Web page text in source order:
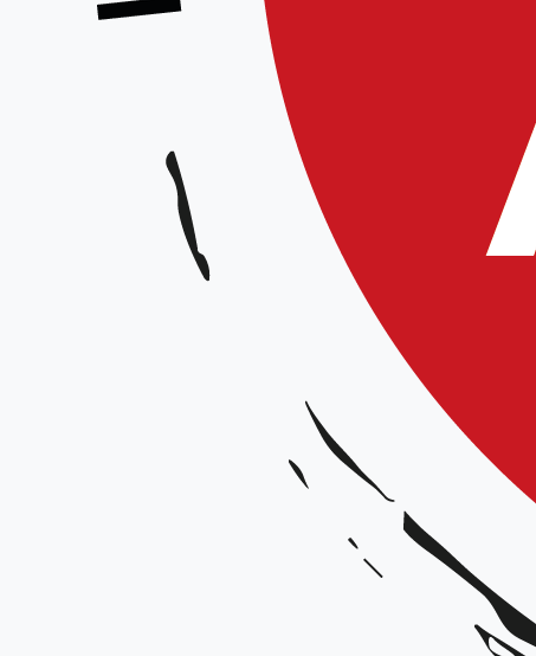
La loi du 24 août 2021
associations et les
recevoir des
Le contrat
les principes de
la République et
de toute action portant
Voici un modèle du
2023-02-27
COMMENT FAIRE ?
Les clubs doivent
121-3 du code du sport